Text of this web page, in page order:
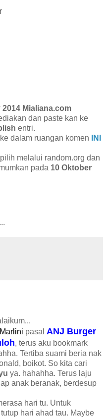
2014 Mialiana.com
dan paste kan ke
entri.
dalam ruangan komen INI
melalui random.org dan
pada 10 Oktober
pasal ANJ Burger
, terus aku bookmark
Tertiba suami beria nak
boikot. So kita cari
ya. hahahha. Terus laju
anak beranak, berdesup
hari tu. Untuk
hari ahad tau. Maybe